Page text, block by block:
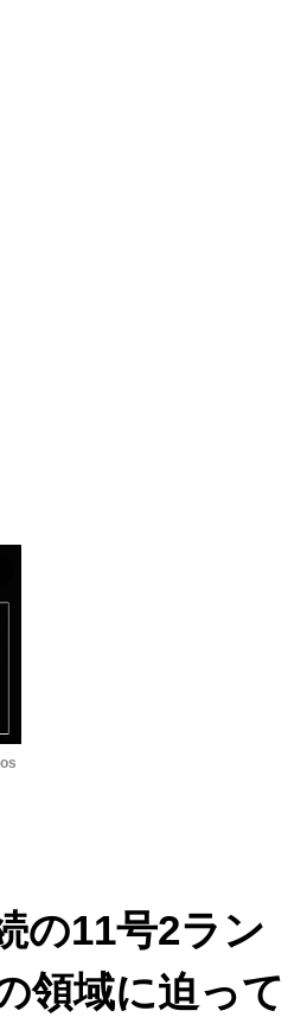
の11号2ラン
領域に迫って